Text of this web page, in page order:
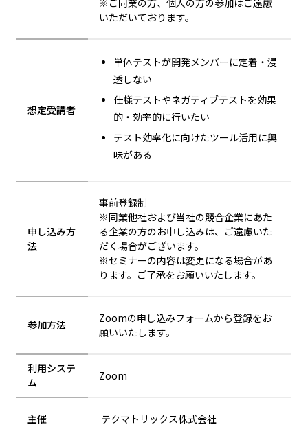
いただいております。
想定受講者
単体テストが開発メンバーに定着・浸
透しない
仕様テストやネガティブテストを効果
的・効率的に行いたい
テスト効率化に向けたツール活用に興
味がある
申し込み方
法
事前登録制
※同業他社および当社の競合企業にあた
る企業の方のお申し込みは、ご遠慮いた
だく場合がございます。
※セミナーの内容は変更になる場合があ
ります。ご了承をお願いいたします。
参加方法
Zoomの申し込みフォームから登録をお
願いいたします。
利用システ
ム
Zoom
主催 テクマトリックス株式会社